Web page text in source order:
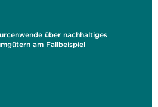
über nachhaltiges
am Fallbeispiel